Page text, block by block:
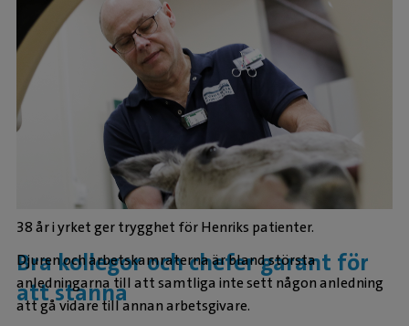
38 år i yrket ger trygghet för Henriks patienter.
Bra kollegor och chefer garant för
att stanna
Djuren och arbetskamraterna är bland största
anledningarna till att samtliga inte sett någon anledning
att gå vidare till annan arbetsgivare.